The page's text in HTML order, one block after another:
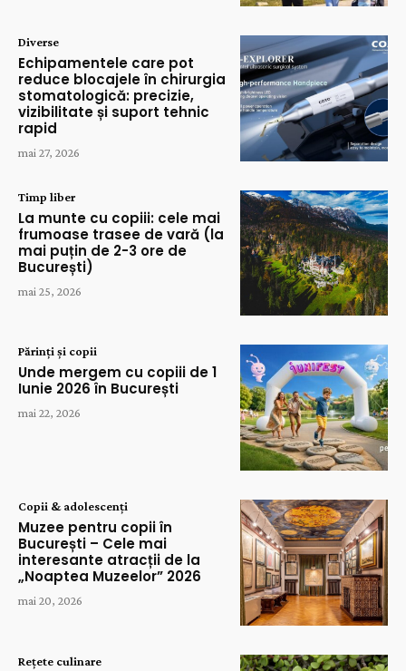
Diverse
Echipamentele care pot
reduce blocajele în chirurgia
stomatologică: precizie,
vizibilitate și suport tehnic
rapid
mai 27, 2026
Timp liber
La munte cu copiii: cele mai
frumoase trasee de vară (la
mai puțin de 2-3 ore de
București)
mai 25, 2026
Părinți și copii
Unde mergem cu copiii de 1
Iunie 2026 în București
mai 22, 2026
Copii & adolescenți
Muzee pentru copii în
București – Cele mai
interesante atracții de la
„Noaptea Muzeelor” 2026
mai 20, 2026
Rețete culinare